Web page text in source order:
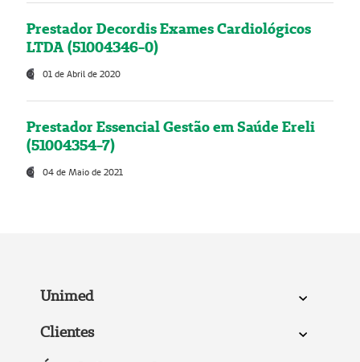
Prestador Decordis Exames Cardiológicos
LTDA (51004346-0)
01 de Abril de 2020
Prestador Essencial Gestão em Saúde Ereli
(51004354-7)
04 de Maio de 2021
Unimed
Clientes